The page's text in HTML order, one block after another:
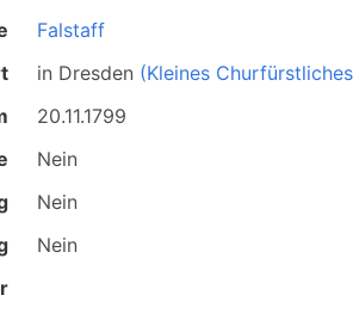
Falstaff
in Dresden (Kleines
20.11.1799
Nein
Nein
Nein